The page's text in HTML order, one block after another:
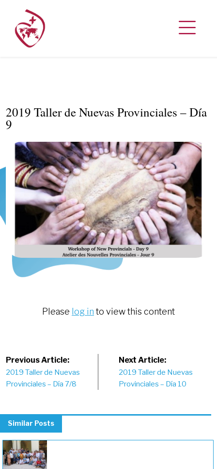
2019 Taller de Nuevas Provinciales – Día
9
Please log in to view this content
Post
navigation
Previous Article:
2019 Taller de Nuevas
Provinciales – Día 7/8
Next Article:
2019 Taller de Nuevas
Provinciales – Día 10
Similar Posts